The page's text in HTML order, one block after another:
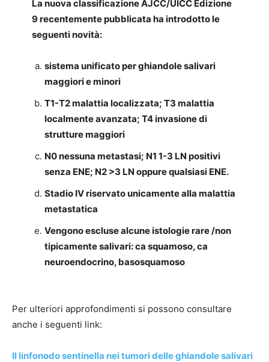
La nuova classificazione AJCC/UICC Edizione
9 recentemente pubblicata ha introdotto le
seguenti novità:
sistema unificato per ghiandole salivari
maggiori e minori
T1-T2 malattia localizzata; T3 malattia
localmente avanzata; T4 invasione di
strutture maggiori
N0 nessuna metastasi; N1 1-3 LN positivi
senza ENE; N2 >3 LN oppure qualsiasi ENE.
Stadio IV riservato unicamente alla malattia
metastatica
Vengono escluse alcune istologie rare /non
tipicamente salivari: ca squamoso, ca
neuroendocrino, basosquamoso
Per ulteriori approfondimenti si possono consultare
anche i seguenti link:
Il linfonodo sentinella nei tumori delle ghiandole salivari